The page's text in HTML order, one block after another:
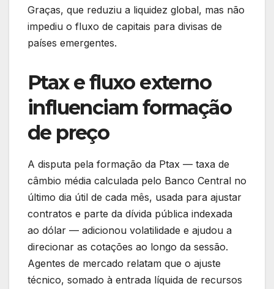
Graças, que reduziu a liquidez global, mas não
impediu o fluxo de capitais para divisas de
países emergentes.
Ptax e fluxo externo
influenciam formação
de preço
A disputa pela formação da Ptax — taxa de
câmbio média calculada pelo Banco Central no
último dia útil de cada mês, usada para ajustar
contratos e parte da dívida pública indexada
ao dólar — adicionou volatilidade e ajudou a
direcionar as cotações ao longo da sessão.
Agentes de mercado relatam que o ajuste
técnico, somado à entrada líquida de recursos